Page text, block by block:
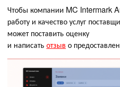
Чтобы компании MC Intermark
работу и качество услуг
может поставить оценку
и написать отзыв о